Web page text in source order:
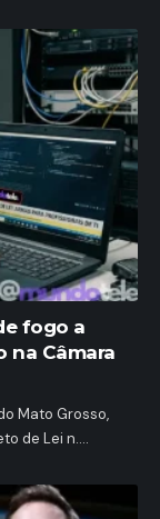
fogo a
na Câmara
Mato Grosso,
de Lei n.…